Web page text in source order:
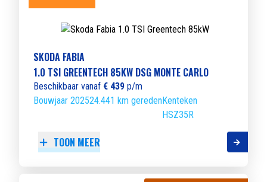
SKODA FABIA
1.0 TSI GREENTECH 85KW DSG MONTE CARLO
Beschikbaar vanaf € 439 p/m
Bouwjaar 202524.441 km geredenKenteken
HSZ35R
TOON MEER